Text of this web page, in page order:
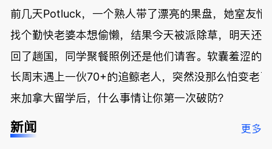
前几天Potluck，一个熟人带了漂亮的果盘，她室友悄
找个勤快老婆本想偷懒，结果今天被派除草，明天还
回了趟国，同学聚餐照例还是他们请客。软囊羞涩的
长周末遇上一伙70+的追鲸老人，突然没那么怕变老了
来加拿大留学后，什么事情让你第一次破防？
新闻 更多